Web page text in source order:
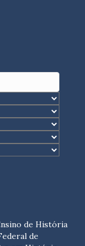
de História
de